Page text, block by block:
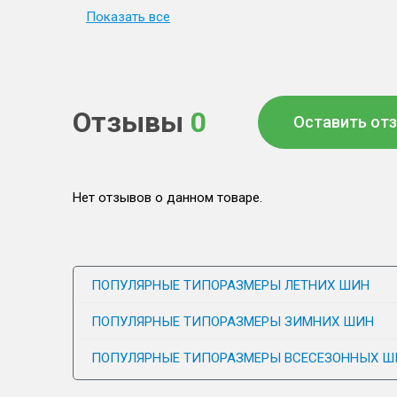
Показать все
Отзывы 0 Оставить
Нет отзывов о данном товаре.
ПОПУЛЯРНЫЕ ТИПОРАЗМЕРЫ ЛЕТНИХ ШИН
ПОПУЛЯРНЫЕ ТИПОРАЗМЕРЫ ЗИМНИХ ШИН
ПОПУЛЯРНЫЕ ТИПОРАЗМЕРЫ ВСЕСЕЗОННЫХ